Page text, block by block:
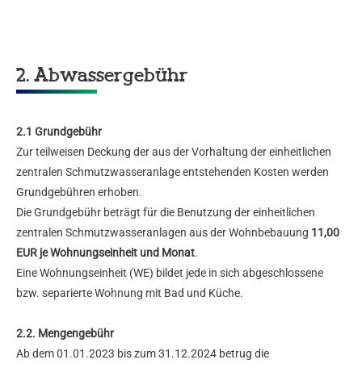
2. Abwassergebühr
2.1 Grundgebühr
Zur teilweisen Deckung der aus der Vorhaltung der einheitlichen
zentralen Schmutzwasseranlage entstehenden Kosten werden
Grundgebühren erhoben.
Die Grundgebühr beträgt für die Benutzung der einheitlichen
zentralen Schmutzwasseranlagen aus der Wohnbebauung 11,00
EUR je Wohnungseinheit und Monat.
Eine Wohnungseinheit (WE) bildet jede in sich abgeschlossene
bzw. separierte Wohnung mit Bad und Küche.
2.2. Mengengebühr
Ab dem 01.01.2023 bis zum 31.12.2024 betrug die